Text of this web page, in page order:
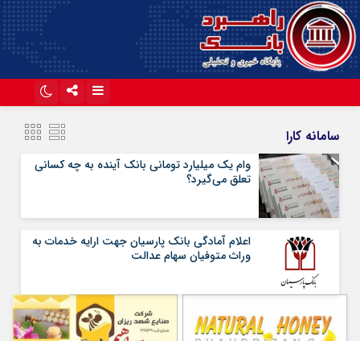
آپارات
سامانه کارا
وام یک میلیارد تومانی بانک آینده به چه کسانی
تعلق می‌گیرد؟
اعلام آمادگی بانک پارسیان جهت ارایه خدمات به
وراث متوفیان سهام عدالت